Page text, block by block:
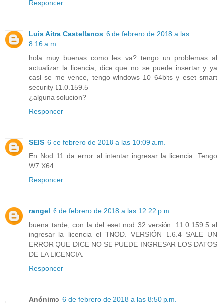
Responder
Luis Aitra Castellanos 6 de febrero de 2018 a las
8:16 a.m.
hola muy buenas como les va? tengo un problemas al
actualizar la licencia, dice que no se puede insertar y ya
casi se me vence, tengo windows 10 64bits y eset smart
security 11.0.159.5
¿alguna solucion?
Responder
SEIS 6 de febrero de 2018 a las 10:09 a.m.
En Nod 11 da error al intentar ingresar la licencia. Tengo
W7 X64
Responder
rangel 6 de febrero de 2018 a las 12:22 p.m.
buena tarde, con la del eset nod 32 versión: 11.0.159.5 al
ingresar la licencia el TNOD. VERSIÓN 1.6.4 SALE UN
ERROR QUE DICE NO SE PUEDE INGRESAR LOS DATOS
DE LA LICENCIA.
Responder
Anónimo 6 de febrero de 2018 a las 8:50 p.m.